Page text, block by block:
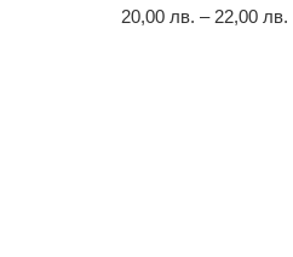
20,00 лв. – 22,00 лв.